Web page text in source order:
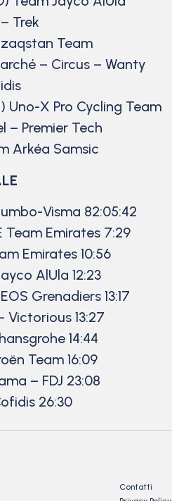
Trek
Team
– Circus – Wanty
Uno-X Pro Cycling Team
– Premier Tech
Arkéa Samsic
Visma 82:05:42
Team Emirates 7:29
Emirates 10:56
AlUla 12:23
Grenadiers 13:17
Victorious 13:27
14:44
Team 16:09
– FDJ 23:08
26:30
Contatti